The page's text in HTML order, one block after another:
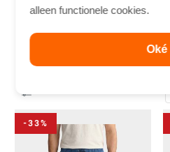
alleen functionele cookies.
Oké
60
-33%